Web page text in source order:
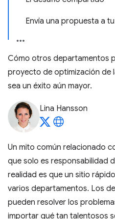
Envía una propuesta a
Cómo otros departamentos
proyecto de optimización de
sea un éxito aún mayor.
Lina Hansson
Un mito común relacionado
que solo es responsabilidad
realidad es que un sitio
varios departamentos. Los
pueden resolver los
importar qué tan talentosos